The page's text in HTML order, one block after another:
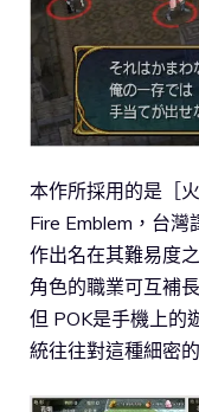
本作所採用的是［
Fire Emblem，台
作出名在其難易度
角色的職業可互補
但 POK是手機上的
統往往對這種細密